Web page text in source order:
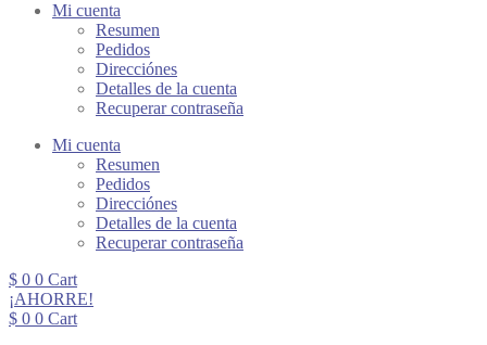
Mi cuenta
Resumen
Pedidos
Direcciónes
Detalles de la cuenta
Recuperar contraseña
Mi cuenta
Resumen
Pedidos
Direcciónes
Detalles de la cuenta
Recuperar contraseña
$ 0 0 Cart
¡AHORRE!
$ 0 0 Cart